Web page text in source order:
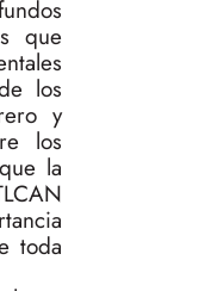
que
los
y
los
la
toda